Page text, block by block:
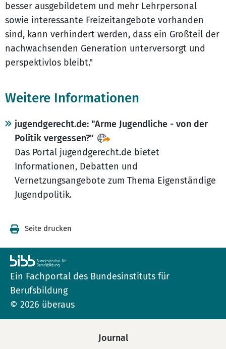
besser ausgebildetem und mehr Lehrpersonal
sowie interessante Freizeitangebote vorhanden
sind, kann verhindert werden, dass ein Großteil der
nachwachsenden Generation unterversorgt und
perspektivlos bleibt."
Weitere Informationen
jugendgerecht.de: "Arme Jugendliche - von der
Politik vergessen?"
Das Portal jugendgerecht.de bietet
Informationen, Debatten und
Vernetzungsangebote zum Thema Eigenständige
Jugendpolitik.
Seite drucken
Ein Fachportal des Bundesinstituts für
Berufsbildung
© 2026 überaus
Journal